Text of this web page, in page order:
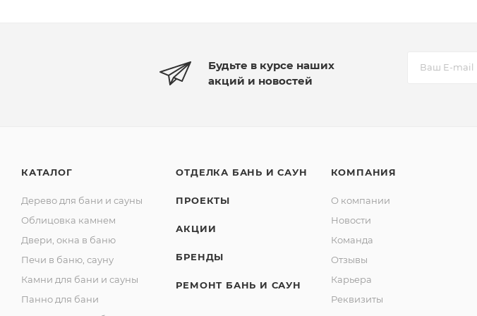
Будьте в курсе наших
акций и новостей
КАТАЛОГ
Дерево для бани и сауны
Облицовка камнем
Двери, окна в баню
Печи в баню, сауну
Камни для бани и сауны
Панно для бани
ОТДЕЛКА БАНЬ И САУН
ПРОЕКТЫ
АКЦИИ
БРЕНДЫ
РЕМОНТ БАНЬ И САУН
КОМПАНИЯ
О компании
Новости
Команда
Отзывы
Карьера
Реквизиты